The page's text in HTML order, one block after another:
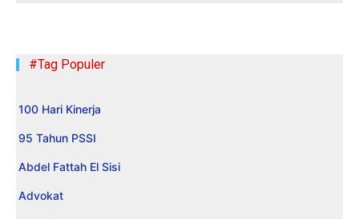
#Tag Populer
100 Hari Kinerja
95 Tahun PSSI
Abdel Fattah El Sisi
Advokat